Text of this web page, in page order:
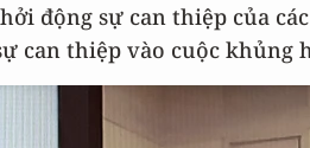
động sự can thiệp của
can thiệp vào cuộc khủng